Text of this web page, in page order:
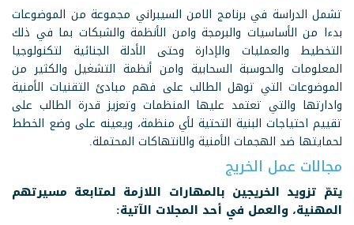
تشمل الدراسة في برنامج الامن السيبراني مجموعة من الموضوعات
بدءا من الأساسيات والبرمجة وامن الأنظمة والشبكات بما في ذلك
التخطيط والعمليات والإدارة وحتى الأدلة الجنائية لتكنولوجيا
المعلومات والحوسبة السحابية وامن أنظمة التشغيل والكثير من
الموضوعات التي توهل الطالب على فهم مبادئ التقنيات الأمنية
وادارتها والتي تعتمد عليها المنظمات وتعزيز قدرة الطالب على
تقييم احتياجات البنية التحتية لأي منظمة، ويعينه على وضع الخطط
لحمايتها ضد الهجمات الأمنية والانتهاكات المحتملة.
مجالات عمل الخريج
يتمّ تزويد الخريجين بالمهارات اللازمة لمتابعة مسيرتهم
المهنية، والعمل في أحد المجلات الآتية: